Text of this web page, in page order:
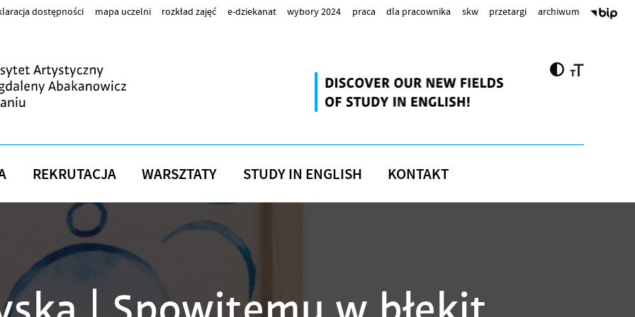
dostępności mapa uczelni rozkład zajęć e-dziekanat wybory 2024 praca dla pracownika skw przetargi archiwum
REKRUTACJA WARSZTATY STUDY IN ENGLISH KONTAKT